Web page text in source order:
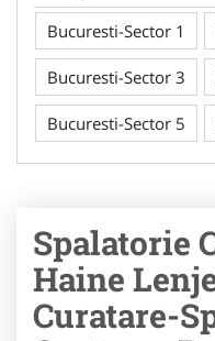
Bucuresti-Sector 1
Bucuresti-Sector 3
Bucuresti-Sector 5
Spalatorie
Haine
Curatare-